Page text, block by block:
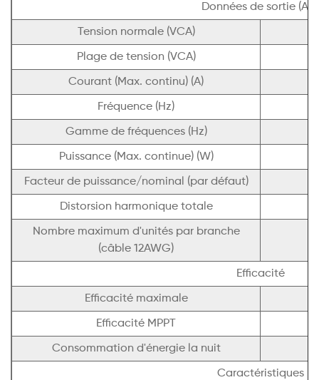
Données de sortie (AC)
Tension normale (VCA)
Plage de tension (VCA)
Courant (Max. continu) (A)
Fréquence (Hz)
Gamme de fréquences (Hz)
Puissance (Max. continue) (W)
Facteur de puissance/nominal (par défaut)
Distorsion harmonique totale
Nombre maximum d'unités par branche
(câble 12AWG)
Efficacité
Efficacité maximale
Efficacité MPPT
Consommation d'énergie la nuit
Caractéristiques